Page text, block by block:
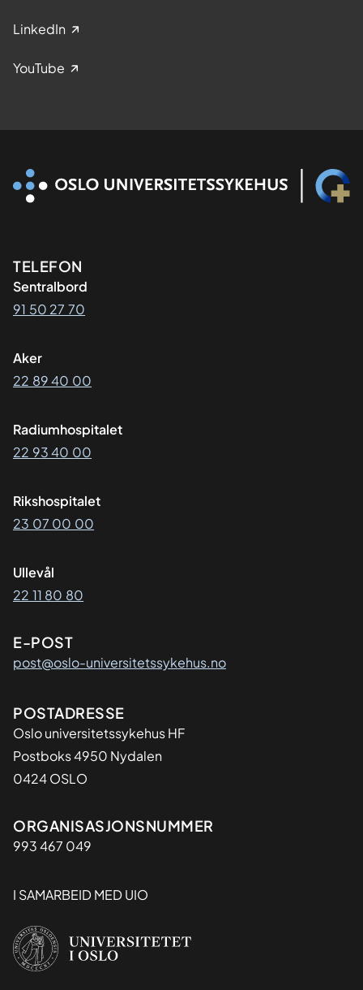
LinkedIn
YouTube
Kontaktinformasjon
TELEFON
Sentralbord
91 50 27 70
Aker
22 89 40 00
Radiumhospitalet
22 93 40 00
Rikshospitalet
23 07 00 00
Ullevål
22 11 80 80
E-POST
post@oslo-universitetssykehus.no
Adresse
POSTADRESSE
Oslo universitetssykehus HF
Postboks 4950 Nydalen
0424 OSLO
Organisasjon
ORGANISASJONSNUMMER
993 467 049
I SAMARBEID MED UIO